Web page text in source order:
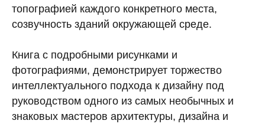
топографией каждого конкретного места,
созвучность зданий окружающей среде.
Книга с подробными рисунками и
фотографиями, демонстрирует торжество
интеллектуального подхода к дизайну под
руководством одного из самых необычных и
знаковых мастеров архитектуры, дизайна и